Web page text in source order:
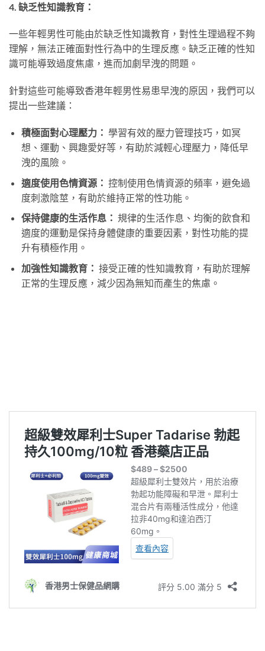
4. 缺乏性知識教育：
一些年輕男性可能由於缺乏性知識教育，對性生理過程不夠
理解，無法正確面對性行為中的生理反應。缺乏正確的性知
識可能導致過度焦慮，進而加劇早洩的問題。
針對這些可能導致香港年輕男性易患早洩的原因，我們可以
提出一些建議：
積極面對心理壓力： 學習有效的壓力管理技巧，如冥
想、運動、興趣愛好等，有助於減輕心理壓力，降低早
洩的風險。
適度使用色情資源： 控制使用色情資源的頻率，避免過
度刺激陰莖，有助於維持正常的性功能。
保持健康的生活作息： 規律的生活作息、均衡的飲食和
適度的運動是保持身體健康的重要因素，對性功能的提
升有積極作用。
加強性知識教育： 接受正確的性知識教育，有助於理解
正常的生理反應，減少因為無知而產生的焦慮。